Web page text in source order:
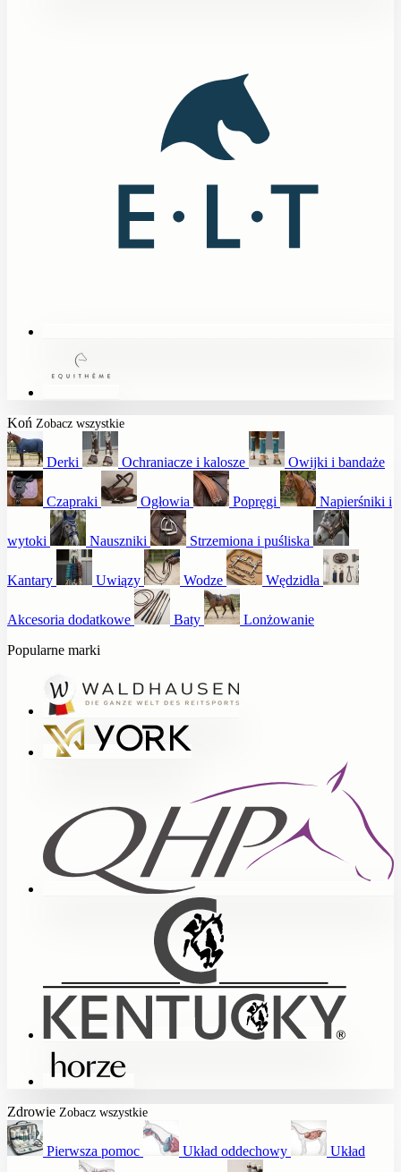
Koń Zobacz wszystkie
Derki Ochraniacze i kalosze Owijki i bandaże
Czapraki Ogłowia Popręgi Napierśniki i
wytoki Nauszniki Strzemiona i puśliska
Kantary Uwiązy Wodze Wędzidła
Akcesoria dodatkowe Baty
Lonżowanie
Popularne marki
Zdrowie Zobacz wszystkie
Pierwsza pomoc Układ oddechowy Układ